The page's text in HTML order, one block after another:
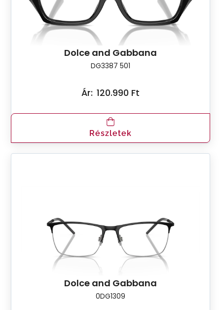
Dolce and Gabbana
DG3387 501
Ár: 120.990 Ft
Részletek
Dolce and Gabbana
0DG1309